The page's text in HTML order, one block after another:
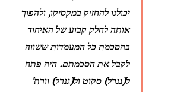
יכולנו להחזיק במקסיקו, ולהפוך
אותה לחלק קבוע של האיחוד
בהסכמת כל המעמדות ששווה
לקבל את הסכמתם. היה פתח
ל(גנרל) סקוט ול(גנרל) וורת'